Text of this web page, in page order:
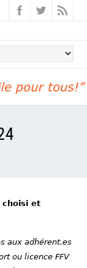
choisi et
aux adhérent.es
ou licence FFV